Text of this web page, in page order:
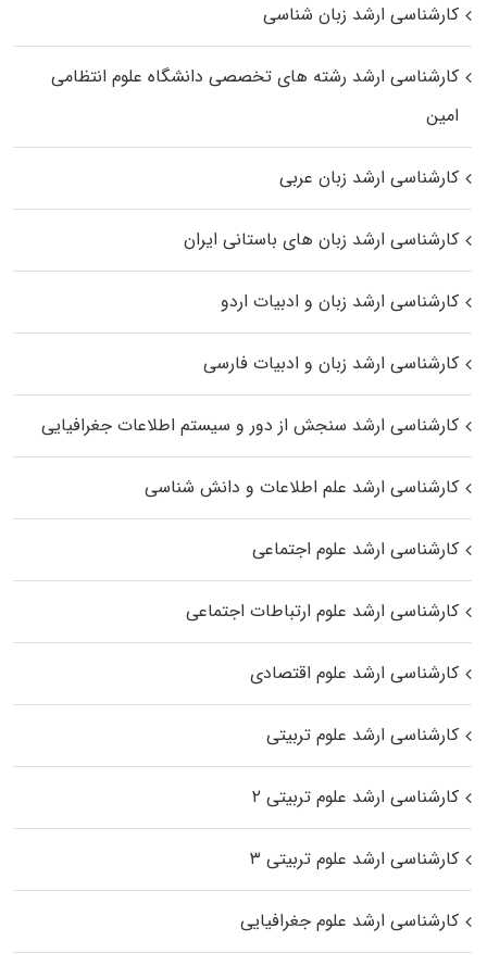
کارشناسی ارشد زبان شناسی
کارشناسی ارشد رﺷﺘﻪ ﻫﺎی تخصصی داﻧﺸﮕﺎه ﻋﻠﻮم انتظامی
اﻣﻴﻦ
کارشناسی ارشد زبان عربی
کارشناسی ارشد زبان‌ های باستانی ایران
کارشناسی ارشد زبان و ادبیات اردو
کارشناسی ارشد زبان و ادبیات فارسی
کارشناسی ارشد سنجش از دور و سیستم اطلاعات جغرافیایی
کارشناسی ارشد علم اطلاعات و دانش شناسی
کارشناسی ارشد علوم اجتماعی
کارشناسی ارشد علوم ارتباطات اجتماعی
کارشناسی ارشد علوم اقتصادی
کارشناسی ارشد علوم تربیتی
کارشناسی ارشد علوم تربیتی ۲
کارشناسی ارشد علوم تربیتی ۳
کارشناسی ارشد علوم جغرافیایی